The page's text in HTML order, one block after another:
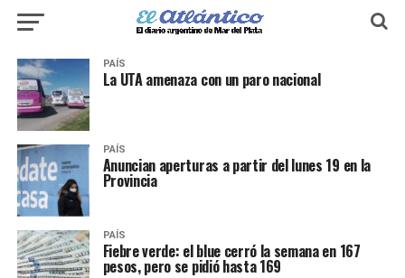
PAÍS
La UTA amenaza con un paro nacional
PAÍS
Anuncian aperturas a partir del lunes 19 en la
Provincia
PAÍS
Fiebre verde: el blue cerró la semana en 167
pesos, pero se pidió hasta 169